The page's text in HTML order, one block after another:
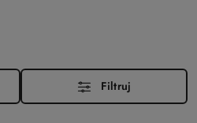
Filtruj